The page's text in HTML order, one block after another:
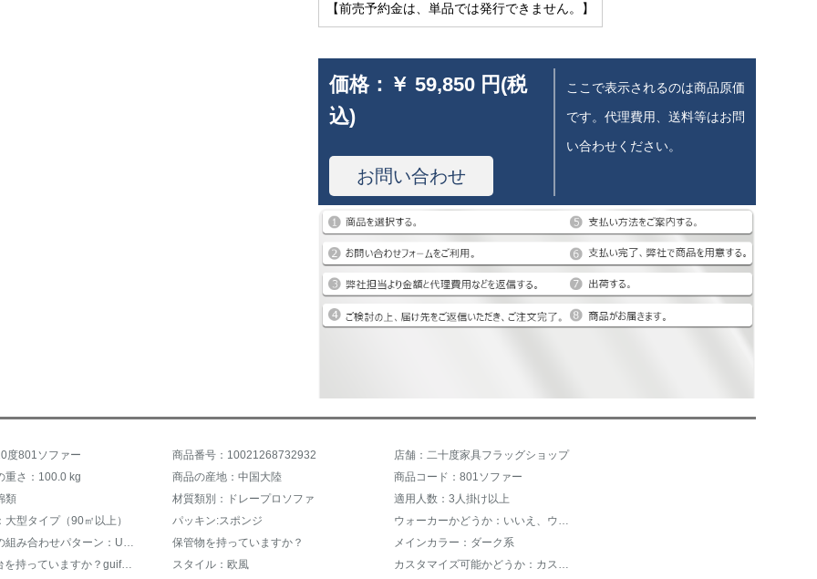
【前売予約金は、単品では発行できません。】
価格： ￥ 59,850 円(税
込)
お問い合わせ
ここで表示されるのは商品原価
です。代理費用、送料等はお問
い合わせください。
度801ソファー 商品番号：10021268732932
店舗：二十度家具フラッグショップ
重さ：100.0 kg
商品の産地：中国大陸
商品コード：801ソファー
類
材質類別：ドレープロソファ
適用人数：3人掛け以上
大型タイプ（90㎡以上）
パッキン:スポンジ
ウォーカーかどうか：いいえ、ウォーカーかどうか
ソファーの組み合わせパターン：Uタイプ
保管物を持っていますか？
メインカラー：ダーク系
gifeiの寝台を持っていますか？guifの寝台は持っていません。
スタイル：欧風
カスタマイズ可能かどうか：カスタマイズ不可